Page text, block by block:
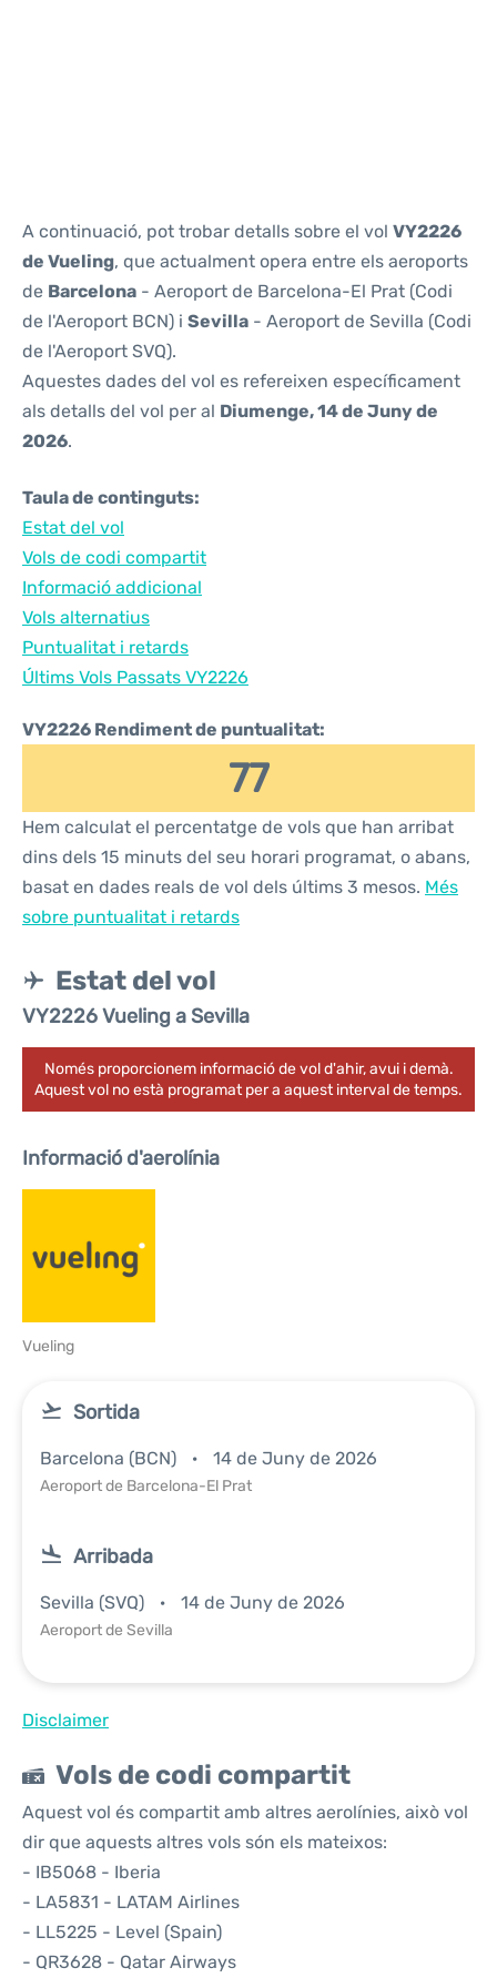
A continuació, pot trobar detalls sobre el vol VY2226
de Vueling, que actualment opera entre els aeroports
de Barcelona - Aeroport de Barcelona-El Prat (Codi
de l'Aeroport BCN) i Sevilla - Aeroport de Sevilla (Codi
de l'Aeroport SVQ).
Aquestes dades del vol es refereixen específicament
als detalls del vol per al Diumenge, 14 de Juny de
2026.
Taula de continguts:
Estat del vol
Vols de codi compartit
Informació addicional
Vols alternatius
Puntualitat i retards
Últims Vols Passats VY2226
VY2226 Rendiment de puntualitat:
77
Hem calculat el percentatge de vols que han arribat
dins dels 15 minuts del seu horari programat, o abans,
basat en dades reals de vol dels últims 3 mesos. Més
sobre puntualitat i retards
Estat del vol
VY2226 Vueling a Sevilla
Només proporcionem informació de vol d'ahir, avui i demà.
Aquest vol no està programat per a aquest interval de temps.
Informació d'aerolínia
Vueling
Sortida
Barcelona (BCN) 14 de Juny de 2026
Aeroport de Barcelona-El Prat
Arribada
Sevilla (SVQ) 14 de Juny de 2026
Aeroport de Sevilla
Disclaimer
Vols de codi compartit
Aquest vol és compartit amb altres aerolínies, això vol
dir que aquests altres vols són els mateixos:
- IB5068 - Iberia
- LA5831 - LATAM Airlines
- LL5225 - Level (Spain)
- QR3628 - Qatar Airways